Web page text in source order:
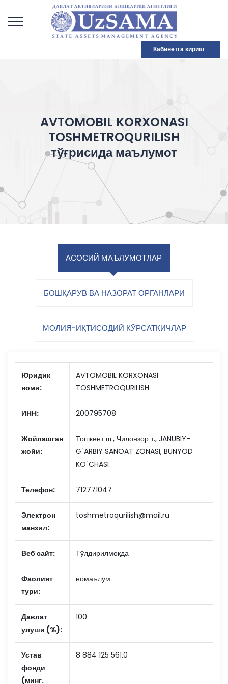
Кабинетга кириш
AVTOMOBIL KORXONASI
TOSHMETROQURILISH
тўғрисида маълумот
АСОСИЙ МАЪЛУМОТЛАР
БОШҚАРУВ ВА НАЗОРАТ ОРГАНЛАРИ
МОЛИЯ-ИҚТИСОДИЙ КЎРСАТКИЧЛАР
Юридик
номи:
AVTOMOBIL KORXONASI
TOSHMETROQURILISH
ИНН: 200795708
Жойлашган
жойи:
Тошкент ш., Чилонзор т., JANUBIY-
G`ARBIY SANOAT ZONASI, BUNYOD
KO`CHASI
Телефон: 712771047
Электрон
манзил:
toshmetroqurilish@mail.ru
Веб сайт: Тўлдирилмоқда
Фаолият
тури:
номаълум
Давлат
улуши (%):
100
Устав
фонди
(минг.
8 884 125 561.0